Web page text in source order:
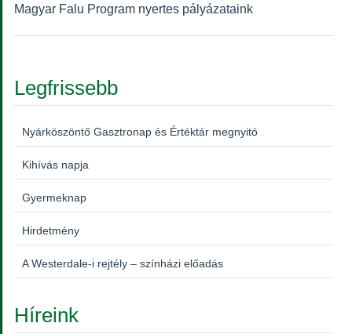
Magyar Falu Program nyertes pályázataink
Legfrissebb
Nyárköszöntő Gasztronap és Értéktár megnyitó
Kihívás napja
Gyermeknap
Hirdetmény
A Westerdale-i rejtély – színházi előadás
Híreink